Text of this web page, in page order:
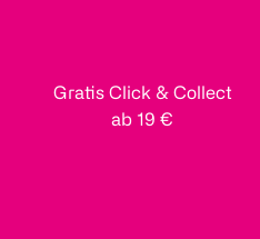
Gratis Click & Collect
ab 19 €